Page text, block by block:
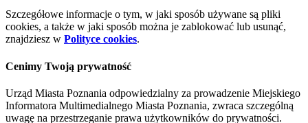
Szczegółowe informacje o tym, w jaki sposób używane są pliki
cookies, a także w jaki sposób można je zablokować lub usunąć,
znajdziesz w Polityce cookies.
Cenimy Twoją prywatność
Urząd Miasta Poznania odpowiedzialny za prowadzenie Miejskiego
Informatora Multimedialnego Miasta Poznania, zwraca szczególną
uwagę na przestrzeganie prawa użytkowników do prywatności.